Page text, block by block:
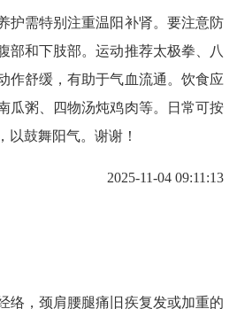
需特别注重温阳补肾。要注意防
部和下肢部。运动推荐太极拳、八
作舒缓，有助于气血流通。饮食应
瓜粥、四物汤炖鸡肉等。日常可按
以鼓舞阳气。谢谢！
2025-11-04 09:11:13
，颈肩腰腿痛旧疾复发或加重的